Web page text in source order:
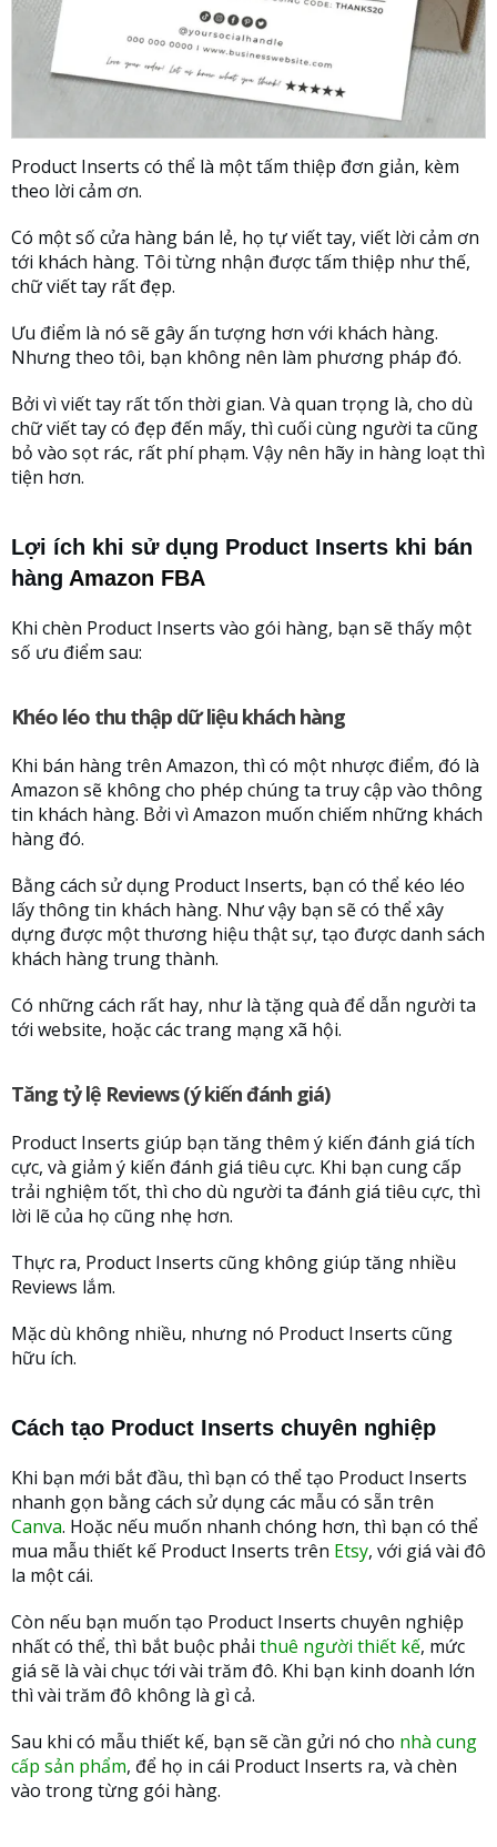
Product Inserts có thể là một tấm thiệp đơn giản, kèm
theo lời cảm ơn.
Có một số cửa hàng bán lẻ, họ tự viết tay, viết lời cảm ơn
tới khách hàng. Tôi từng nhận được tấm thiệp như thế,
chữ viết tay rất đẹp.
Ưu điểm là nó sẽ gây ấn tượng hơn với khách hàng.
Nhưng theo tôi, bạn không nên làm phương pháp đó.
Bởi vì viết tay rất tốn thời gian. Và quan trọng là, cho dù
chữ viết tay có đẹp đến mấy, thì cuối cùng người ta cũng
bỏ vào sọt rác, rất phí phạm. Vậy nên hãy in hàng loạt thì
tiện hơn.
Lợi ích khi sử dụng Product Inserts khi bán
hàng Amazon FBA
Khi chèn Product Inserts vào gói hàng, bạn sẽ thấy một
số ưu điểm sau:
Khéo léo thu thập dữ liệu khách hàng
Khi bán hàng trên Amazon, thì có một nhược điểm, đó là
Amazon sẽ không cho phép chúng ta truy cập vào thông
tin khách hàng. Bởi vì Amazon muốn chiếm những khách
hàng đó.
Bằng cách sử dụng Product Inserts, bạn có thể kéo léo
lấy thông tin khách hàng. Như vậy bạn sẽ có thể xây
dựng được một thương hiệu thật sự, tạo được danh sách
khách hàng trung thành.
Có những cách rất hay, như là tặng quà để dẫn người ta
tới website, hoặc các trang mạng xã hội.
Tăng tỷ lệ Reviews (ý kiến đánh giá)
Product Inserts giúp bạn tăng thêm ý kiến đánh giá tích
cực, và giảm ý kiến đánh giá tiêu cực. Khi bạn cung cấp
trải nghiệm tốt, thì cho dù người ta đánh giá tiêu cực, thì
lời lẽ của họ cũng nhẹ hơn.
Thực ra, Product Inserts cũng không giúp tăng nhiều
Reviews lắm.
Mặc dù không nhiều, nhưng nó Product Inserts cũng
hữu ích.
Cách tạo Product Inserts chuyên nghiệp
Khi bạn mới bắt đầu, thì bạn có thể tạo Product Inserts
nhanh gọn bằng cách sử dụng các mẫu có sẵn trên
Canva. Hoặc nếu muốn nhanh chóng hơn, thì bạn có thể
mua mẫu thiết kế Product Inserts trên Etsy, với giá vài đô
la một cái.
Còn nếu bạn muốn tạo Product Inserts chuyên nghiệp
nhất có thể, thì bắt buộc phải thuê người thiết kế, mức
giá sẽ là vài chục tới vài trăm đô. Khi bạn kinh doanh lớn
thì vài trăm đô không là gì cả.
Sau khi có mẫu thiết kế, bạn sẽ cần gửi nó cho nhà cung
cấp sản phẩm, để họ in cái Product Inserts ra, và chèn
vào trong từng gói hàng.